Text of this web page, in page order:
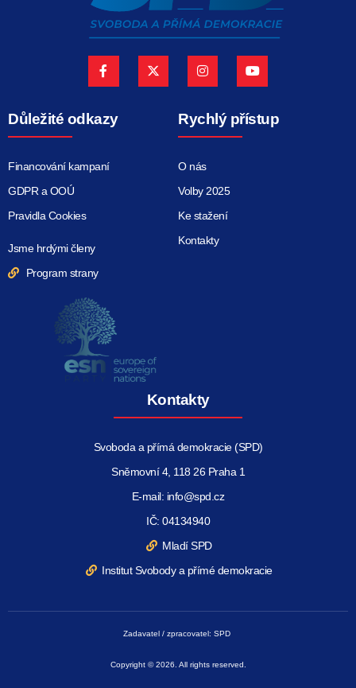
Důležité odkazy
Financování kampaní
GDPR a OOÚ
Pravidla Cookies
Jsme hrdými členy
Program strany
Rychlý přístup
O nás
Volby 2025
Ke stažení
Kontakty
Kontakty
Svoboda a přímá demokracie (SPD)
Sněmovní 4, 118 26 Praha 1
E-mail: info@spd.cz
IČ: 04134940
Mladí SPD
Institut Svobody a přímé demokracie
Zadavatel / zpracovatel: SPD
Copyright © 2026. All rights reserved.